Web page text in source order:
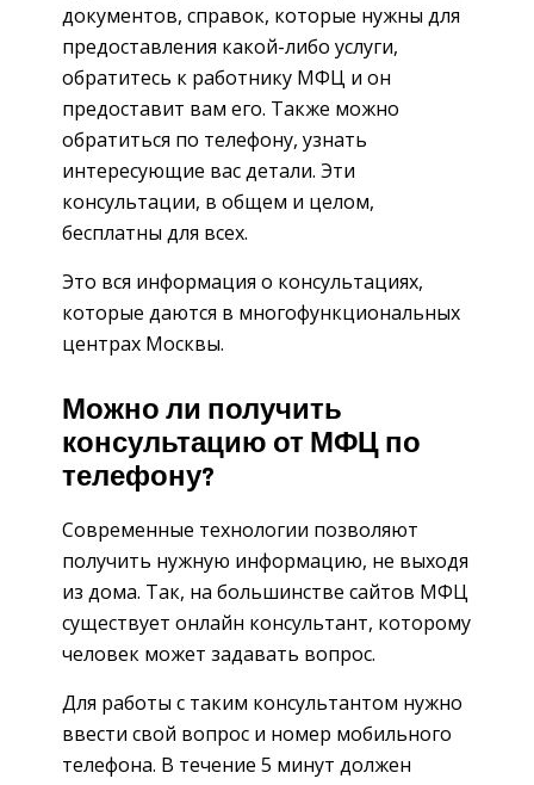
документов, справок, которые нужны для
предоставления какой-либо услуги,
обратитесь к работнику МФЦ и он
предоставит вам его. Также можно
обратиться по телефону, узнать
интересующие вас детали. Эти
консультации, в общем и целом,
бесплатны для всех.
Это вся информация о консультациях,
которые даются в многофункциональных
центрах Москвы.
Можно ли получить
консультацию от МФЦ по
телефону?
Современные технологии позволяют
получить нужную информацию, не выходя
из дома. Так, на большинстве сайтов МФЦ
существует онлайн консультант, которому
человек может задавать вопрос.
Для работы с таким консультантом нужно
ввести свой вопрос и номер мобильного
телефона. В течение 5 минут должен